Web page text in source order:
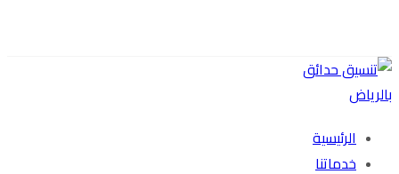
الرئيسية
خدماتنا